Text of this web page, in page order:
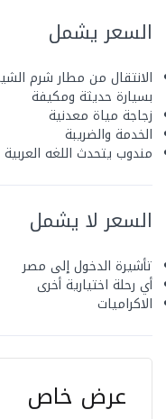
السعر يشمل
الانتقال من مطار شرم
بسيارة حديثة ومكيفة
زجاجة مياة معدنية
الخدمة والضريبة
مندوب يتحدث اللغه العربية
السعر لا يشمل
تأشيرة الدخول إلى مصر
أي رحلة اختيارية أخرى
الاكراميات
عرض خاص